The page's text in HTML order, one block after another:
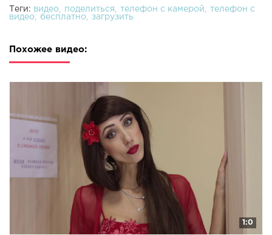
Теги: видео поделиться телефон с камерой
телефон с
видео
бесплатно загрузить
Похожее видео:
1:0